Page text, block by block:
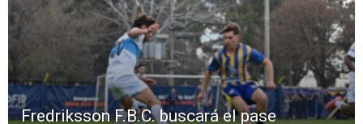
Fredriksson F.B.C. buscará el pase